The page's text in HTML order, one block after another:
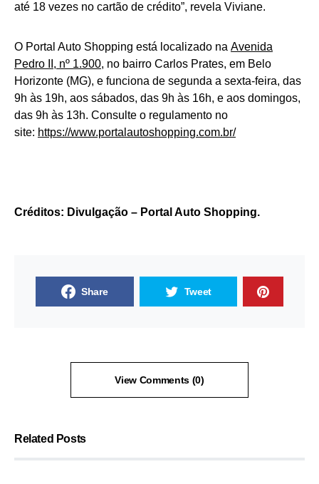
até 18 vezes no cartão de crédito”, revela Viviane.
O Portal Auto Shopping está localizado na Avenida
Pedro II, nº 1.900, no bairro Carlos Prates, em Belo
Horizonte (MG), e funciona de segunda a sexta-feira, das
9h às 19h, aos sábados, das 9h às 16h, e aos domingos,
das 9h às 13h. Consulte o regulamento no
site: https://www.portalautoshopping.com.br/
Créditos: Divulgação – Portal Auto Shopping.
Share Tweet
View Comments (0)
Related Posts